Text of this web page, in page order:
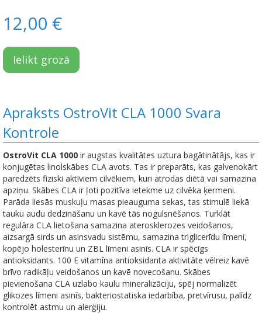
12,00 €
Ielikt grozā
Apraksts OstroVit CLA 1000 Svara
Kontrole
OstroVit CLA 1000 ir augstas kvalitātes uztura bagātinātājs, kas ir
konjugētas linolskābes CLA avots. Tas ir preparāts, kas galvenokārt
paredzēts fiziski aktīviem cilvēkiem, kuri atrodas diētā vai samazina
apziņu. Skābes CLA ir ļoti pozitīva ietekme uz cilvēka ķermeni.
Parāda liesās muskuļu masas pieauguma sekas, tas stimulē liekā
tauku audu dedzināšanu un kavē tās nogulsnēšanos. Turklāt
regulāra CLA lietošana samazina aterosklerozes veidošanos,
aizsargā sirds un asinsvadu sistēmu, samazina triglicerīdu līmeni,
kopējo holesterīnu un ZBL līmeni asinīs. CLA ir spēcīgs
antioksidants. 100 E vitamīna antioksidanta aktivitāte vēlreiz kavē
brīvo radikāļu veidošanos un kavē novecošanu. Skābes
pievienošana CLA uzlabo kaulu mineralizāciju, spēj normalizēt
glikozes līmeni asinīs, bakteriostatiska iedarbība, pretvīrusu, palīdz
kontrolēt astmu un alerģiju.